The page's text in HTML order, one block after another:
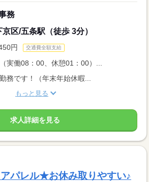
務
区/五条駅（徒歩 3分）
円 交通費全額支給
実働08：00、休憩01：00）...
務です！（年末年始休暇...
もっと見る
求人詳細を見る
パレル★お休み取りやすい♪